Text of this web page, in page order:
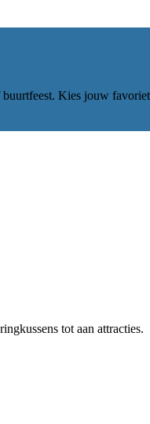
Kies jouw
tot aan attracties.